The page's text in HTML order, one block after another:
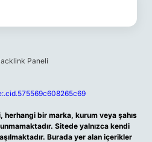
herhangi bir marka, kurum veya şahıs
Sitede yalnızca kendi
Burada yer alan içerikler